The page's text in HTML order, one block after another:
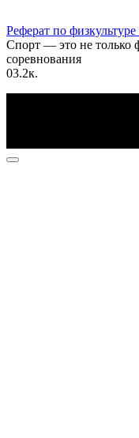
Реферат по
Спорт — это не только
соревнования
03.2к.